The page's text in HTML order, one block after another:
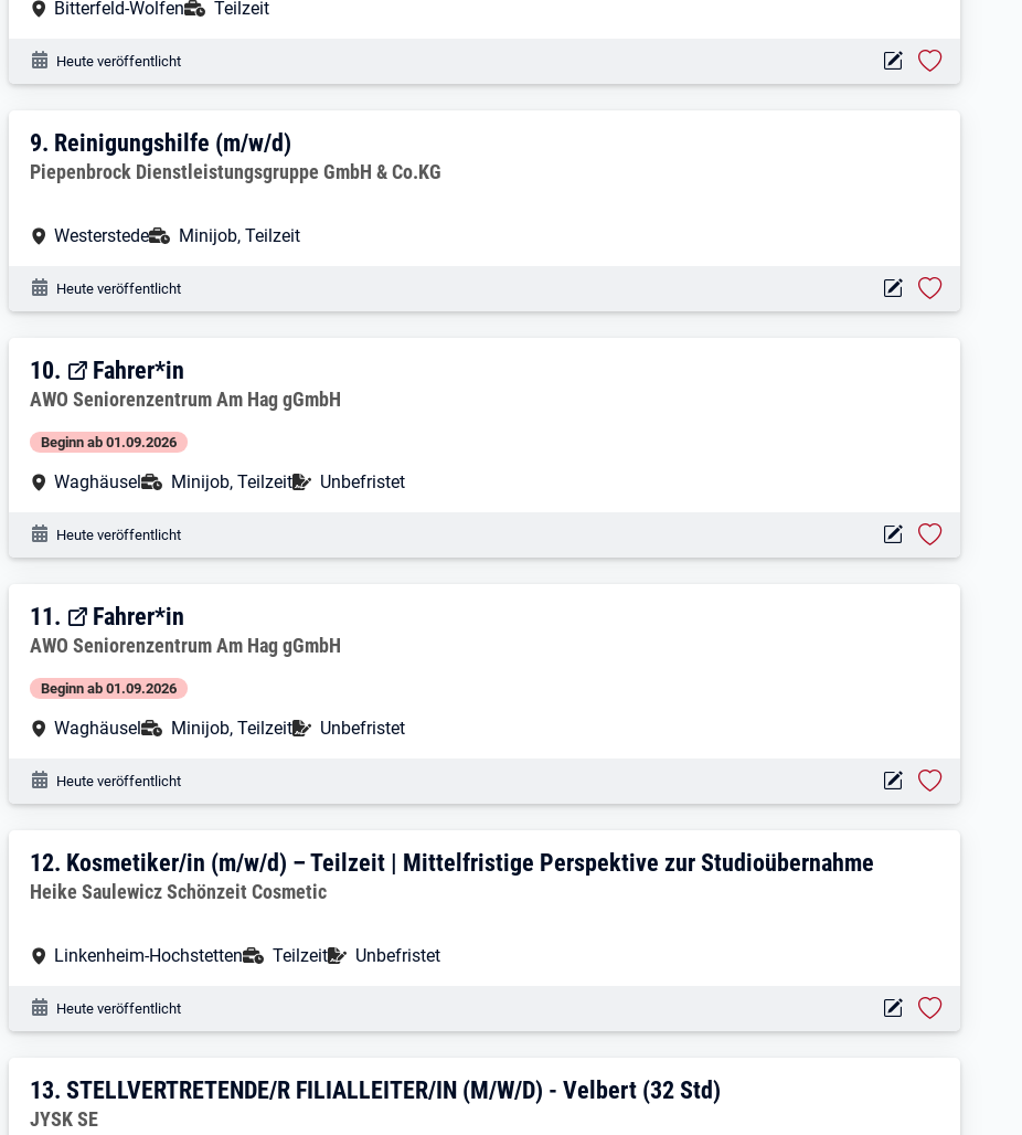
Arbeitsort:
Bitterfeld-Wolfen Anstellungsart:
Teilzeit
Veröffentlichungsdatum:
Heute veröffentlicht
9. Ergebnis: Reinigungshilfe (m/w/d)
9. Reinigungshilfe (m/w/d)
Arbeitgeber:
Piepenbrock Dienstleistungsgruppe GmbH & Co.KG
Arbeitsort:
Westerstede Anstellungsart:
Minijob, Teilzeit
Veröffentlichungsdatum:
Heute veröffentlicht
10. Ergebnis: Fahrer*in
10. Fahrer*in
Arbeitgeber:
AWO Seniorenzentrum Am Hag gGmbH
Beginn ab 01.09.2026
Arbeitsort:
Waghäusel Anstellungsart:
Minijob, Teilzeit Befristung:
Unbefristet
Veröffentlichungsdatum:
Heute veröffentlicht
11. Ergebnis: Fahrer*in
11. Fahrer*in
Arbeitgeber:
AWO Seniorenzentrum Am Hag gGmbH
Beginn ab 01.09.2026
Arbeitsort:
Waghäusel Anstellungsart:
Minijob, Teilzeit Befristung:
Unbefristet
Veröffentlichungsdatum:
Heute veröffentlicht
12. Ergebnis: Kosmetiker/in (m/w/d) – Teilzeit | Mittelfristige Perspektive zur
12. Kosmetiker/in (m/w/d) – Teilzeit | Mittelfristige Perspektive zur Studioübernahme
Arbeitgeber:
Heike Saulewicz Schönzeit Cosmetic
Arbeitsort:
Linkenheim-Hochstetten Anstellungsart:
Teilzeit Befristung:
Unbefristet
Veröffentlichungsdatum:
Heute veröffentlicht
13. Ergebnis: STELLVERTRETENDE/R FILIALLEITER/IN (M/W/D) - Velbert (32
13.STELLVERTRETENDE/R FILIALLEITER/IN (M/W/D) - Velbert (32 Std)
Arbeitgeber:
JYSK SE